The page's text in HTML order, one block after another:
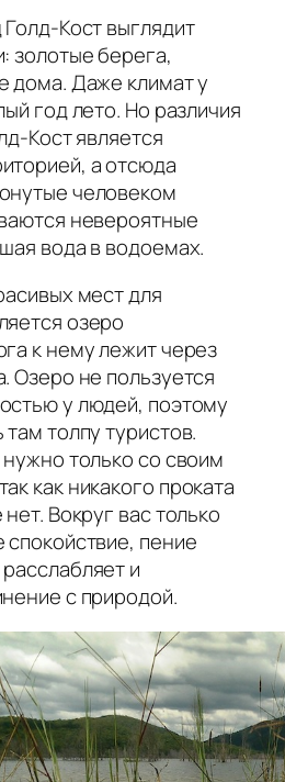
Кост выглядит
золотые берега,
дома. Даже климат у
год лето. Но различия
Кост является
а отсюда
человеком
невероятные
вода в водоемах.
мест для
озеро
к нему лежит через
Озеро не пользуется
у людей, поэтому
толпу туристов.
только со своим
как никакого проката
Вокруг вас только
пение
и
с природой.